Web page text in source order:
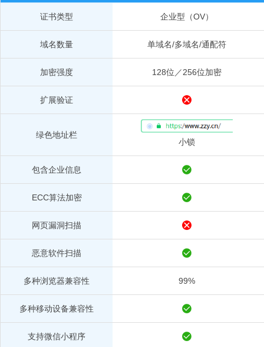
证书类型 企业型（OV）
域名数量 单域名/多域名/通配符
加密强度 128位／256位加密
扩展验证
绿色地址栏
小锁
包含企业信息
ECC算法加密
网页漏洞扫描
恶意软件扫描
多种浏览器兼容性 99%
多种移动设备兼容性
支持微信小程序